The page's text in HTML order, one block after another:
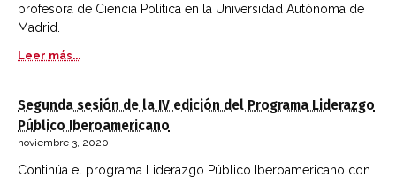
profesora de Ciencia Política en la Universidad Autónoma de
Madrid.
Leer más...
Segunda sesión de la IV edición del Programa Liderazgo
Público Iberoamericano
noviembre 3, 2020
Continúa el programa Liderazgo Público Iberoamericano con